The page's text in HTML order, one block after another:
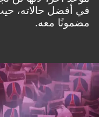
في أفضل حالاته،
مضمونًا معه.